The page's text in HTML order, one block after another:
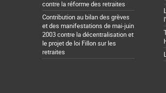
contre la réforme des retraites
Contribution au bilan des grèves
et des manifestations de mai-juin
2003 contre la décentralisation et
le projet de loi Fillon sur les
retraites